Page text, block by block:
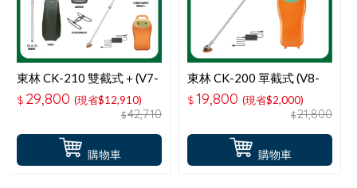
購物車
東林 CK-210 雙截式＋(V7-
20AH高動力電池＋充電器)
超值優惠活動套餐
$ 29,800 (現省$12,910)
$42,710
購物車
東林 CK-200 單截式 (V8-
15AH高動力電池＋充電器)
電動割草機-適用農機補助
$19,800 (現省$2,000)
$21,800